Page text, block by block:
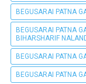
BEGUSARAI PATNA
BEGUSARAI PATNA
BIHARSHARIF
BEGUSARAI PATNA
BEGUSARAI PATNA